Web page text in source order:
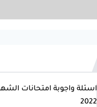
اسئلة واجوبة امتحانات
2022